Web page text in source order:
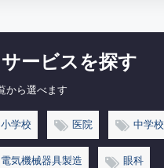
ービスを探す
から選べます
小学校 医院 中学校
電気機械器具製造 眼科